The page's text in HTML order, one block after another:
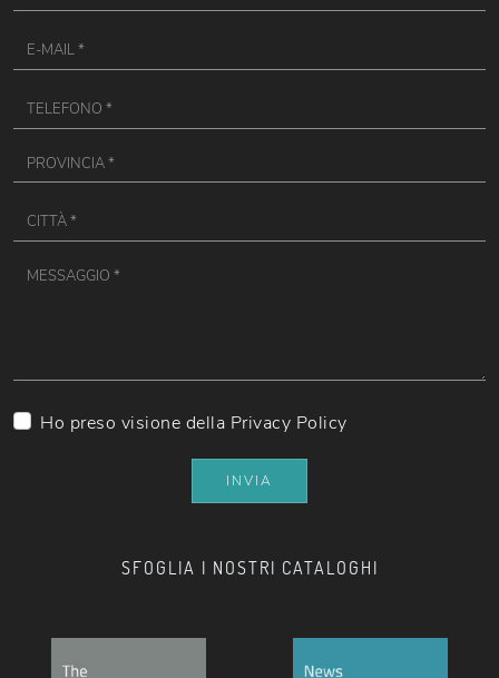
SFOGLIA I NOSTRI CATALOGHI
Ho preso visione della Privacy Policy
INVIA